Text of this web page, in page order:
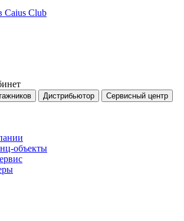
Caius Club
Дистрибьютор Сервисный центр
объекты